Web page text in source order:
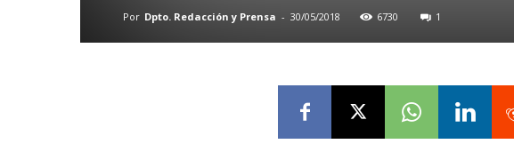
Por Dpto. Redacción y Prensa - 30/05/2018 6730 1